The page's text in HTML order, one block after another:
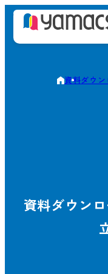
資料ダウン
資料ダウン